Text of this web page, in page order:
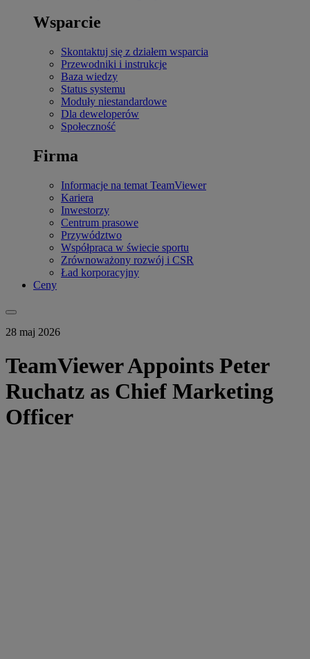
Wsparcie
Skontaktuj się z działem wsparcia
Przewodniki i instrukcje
Baza wiedzy
Status systemu
Moduły niestandardowe
Dla deweloperów
Społeczność
Firma
Informacje na temat TeamViewer
Kariera
Inwestorzy
Centrum prasowe
Przywództwo
Współpraca w świecie sportu
Zrównoważony rozwój i CSR
Ład korporacyjny
Ceny
28 maj 2026
TeamViewer Appoints Peter
Ruchatz as Chief Marketing
Officer